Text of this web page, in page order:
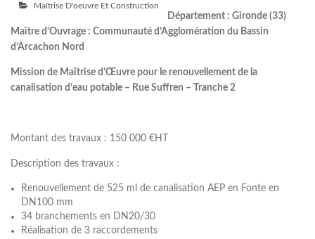
Maîtrise D'oeuvre Et Construction
Département : Gironde (33)
Maître d’Ouvrage : Communauté d’Agglomération du Bassin
d’Arcachon Nord
Mission de Maîtrise d’Œuvre pour le renouvellement de la
canalisation d’eau potable – Rue Suffren – Tranche 2
Montant des travaux : 150 000 €HT
Description des travaux :
Renouvellement de 525 ml de canalisation AEP en Fonte en
DN100 mm
34 branchements en DN20/30
Réalisation de 3 raccordements